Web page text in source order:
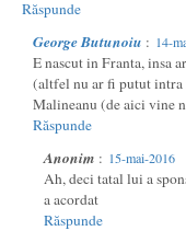
Răspunde
George Butunoiu : 14-
E nascut in Franta, insa
(altfel nu ar fi putut intra
Malineanu (de aici vine
Răspunde
Anonim : 15-mai-2016
Ah, deci tatal lui a
a acordat
Răspunde